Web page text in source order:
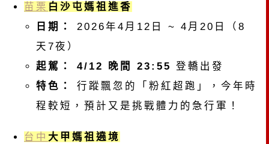
苗栗 白沙屯媽祖進香
日期：
2026年4月12日 ~ 4月20日（8
天7夜）
起駕：
4/12 晚間 23:55
登轎出發
特色：
行蹤飄忽的「粉紅超跑」，今年時
程較短，預計又是挑戰體力的急行軍！
台中 大甲媽祖遶境